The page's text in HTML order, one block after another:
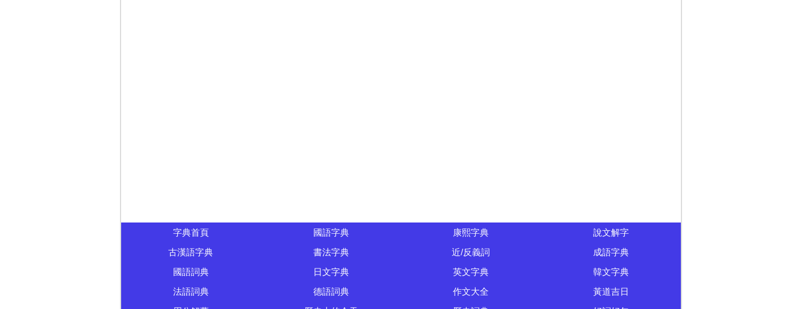
字典首頁 國語字典 康熙字典
說文解字
古漢語字典
書法字典 近/反義詞
成語字典
國語詞典
日文字典 英文字典
韓文字典
法語詞典
德語詞典 作文大全
黃道吉日